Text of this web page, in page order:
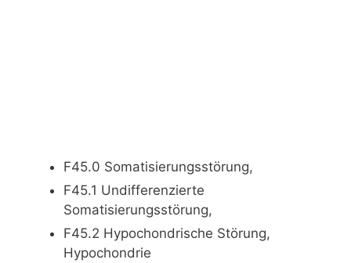
F45.0 Somatisierungsstörung,
F45.1 Undifferenzierte
Somatisierungsstörung,
F45.2 Hypochondrische Störung,
Hypochondrie